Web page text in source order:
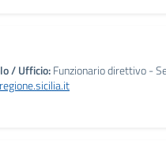
/ Ufficio:Funzionario direttivo -